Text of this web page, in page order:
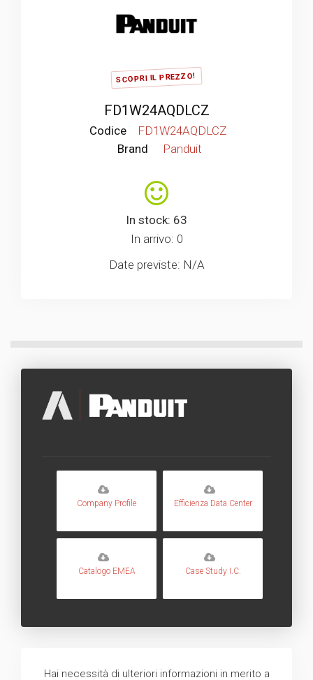
SCOPRI IL PREZZO!
FD1W24AQDLCZ
Codice
FD1W24AQDLCZ
Brand
Panduit
In stock: 63
In arrivo: 0
Date previste: N/A
Company Profile Efficienza Data Center
Catalogo EMEA Case Study I.C.
Hai necessità di ulteriori informazioni in merito a